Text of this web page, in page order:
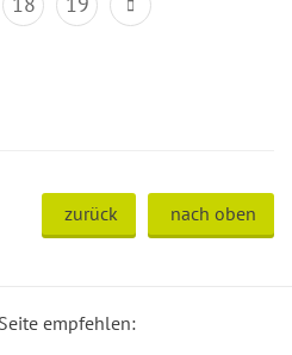
zurück nach oben
Seite empfehlen: